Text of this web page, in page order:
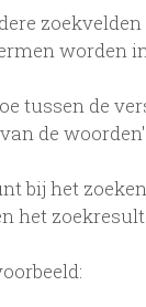
worden
tussen de
de
bij het
het